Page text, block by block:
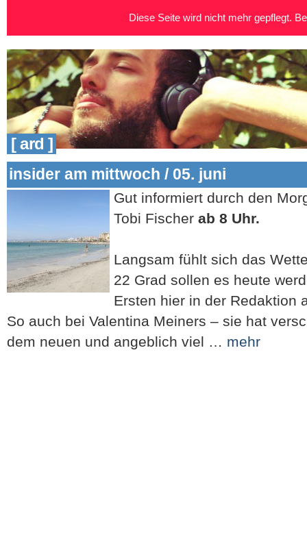
[ ard ]
insider am mittwoch / 05. juni
Gut informiert durch den
Tobi Fischer ab 8 Uhr.
Langsam fühlt sich das
22 Grad sollen es heute
Ersten hier in der Redaktion
So auch bei Valentina Meiners – sie hat
dem neuen und angeblich viel … mehr
Diese Seite wird nicht mehr gepflegt.